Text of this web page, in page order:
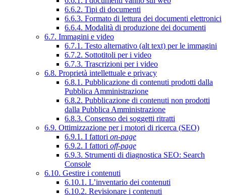
6.6.2. Tipi di documenti
6.6.3. Formato di lettura dei documenti elettronici
6.6.4. Modalità di produzione dei documenti
6.7. Immagini e video
6.7.1. Testo alternativo (alt text) per le immagini
6.7.2. Sottotitoli per i video
6.7.3. Trascrizioni per i video
6.8. Proprietà intellettuale e privacy
6.8.1. Pubblicazione di contenuti prodotti dalla
Pubblica Amministrazione
6.8.2. Pubblicazione di contenuti non prodotti
dalla Pubblica Amministrazione
6.8.3. Consenso dei soggetti ritratti
6.9. Ottimizzazione per i motori di ricerca (SEO)
6.9.1. I fattori on-page
6.9.2. I fattori off-page
6.9.3. Strumenti di diagnostica SEO: Search
Console
6.10. Gestire i contenuti
6.10.1. L’inventario dei contenuti
6.10.2. Revisionare i contenuti